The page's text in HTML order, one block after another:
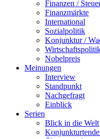
Finanzen /
Finanzmärkte
International
Sozialpolitik
Konjunktur /
Nobelpreis
Meinungen
Interview
Standpunkt
Nachgefragt
Einblick
Serien
Blick in die Welt